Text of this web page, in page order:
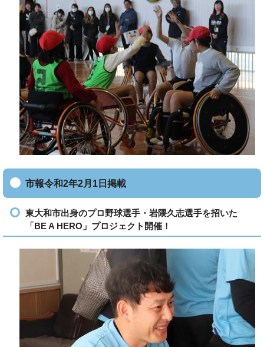
市報令和2年2月1日掲載
東大和市出身のプロ野球選手・岩隈久志選手を招いた
「BE A HERO」プロジェクト開催！